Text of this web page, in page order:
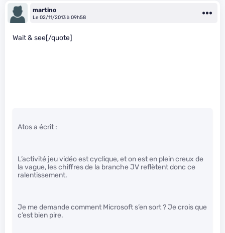
martino
Le 02/11/2013 à 09h58
Wait & see[/quote]
Atos a écrit :
L’activité jeu vidéo est cyclique, et on est en plein creux de
la vague, les chiffres de la branche JV reflètent donc ce
ralentissement.
Je me demande comment Microsoft s’en sort ? Je crois que
c’est bien pire.